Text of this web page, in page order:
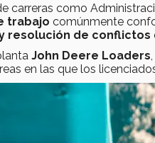
carreras como
trabajo comúnmente
resolución de conflictos
John Deere Loaders
en las que los